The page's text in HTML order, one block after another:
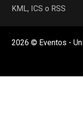
KML, ICS o RSS
2026 © Eventos -